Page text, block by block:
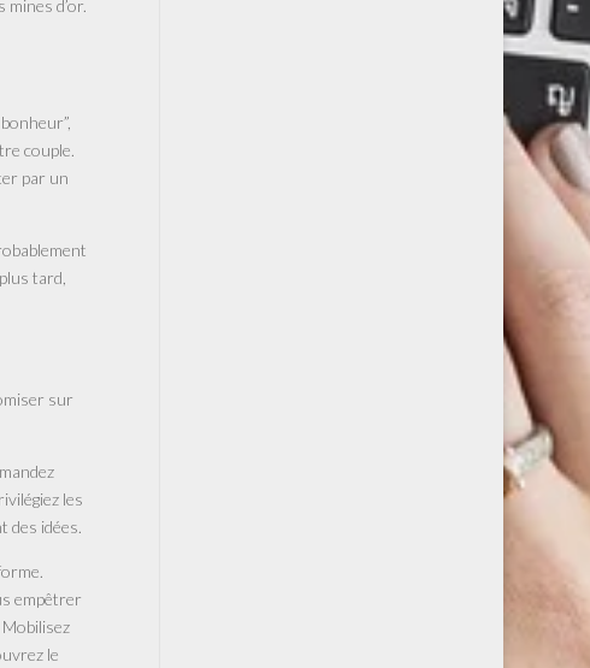
d’or.
couple.
par un
tard,
sur
les
des idées.
empêtrer
le